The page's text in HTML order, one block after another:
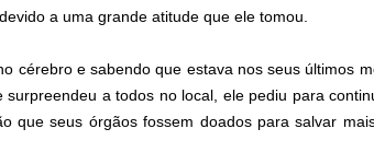
a uma grande atitude que ele tomou.
cérebro e sabendo que estava nos seus últimos
a todos no local, ele pediu para
que seus órgãos fossem doados para salvar